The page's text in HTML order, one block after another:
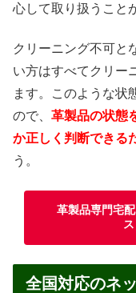
心して取り扱うこと
クリーニング不可と
い方はすべてクリー
ます。このような状
ので、 革製品の状態
か正しく判断できる
う。
革製品専門宅
全国対応のネ